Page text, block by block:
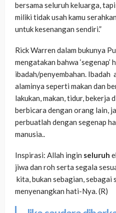
bersama seluruh keluarga,
miliki tidak usah kamu
untuk kesenangan sendiri.”
Rick Warren dalam bukunya
mengatakan bahwa ‘segenap’
ibadah/penyembahan. Ibadah
alaminya seperti makan dan
lakukan, makan, tidur, bekerja
berbicara dengan orang lain,
perbuatlah dengan segenap
manusia..
Inspirasi: Allah ingin seluruh
jiwa dan roh serta segala
kita, bukan sebagian, sebagai
menyenangkan hati-Nya. (R)